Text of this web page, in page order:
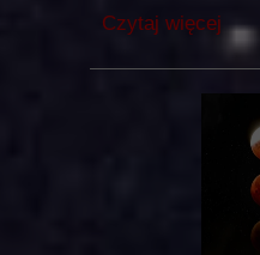
Czytaj więcej